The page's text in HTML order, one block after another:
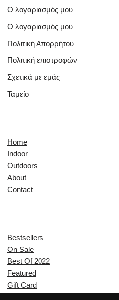
Ο λογαριασμός μου
Ο λογαριασμός μου
Πολιτική Απορρήτου
Πολιτική επιστροφών
Σχετικά με εμάς
Ταμείο
Home
Indoor
Outdoors
About
Contact
Bestsellers
On Sale
Best Of 2022
Featured
Gift Card